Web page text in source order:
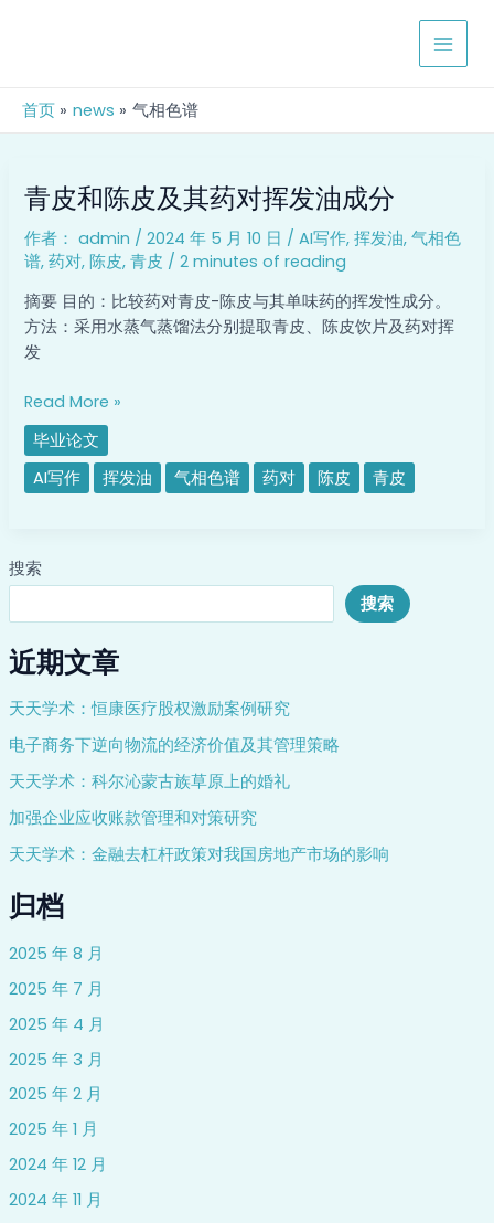
MAIN
首页 news 气相色谱
搜索
搜索
近期文章
天天学术：恒康医疗股权激励案例研究
电子商务下逆向物流的经济价值及其管理策略
天天学术：科尔沁蒙古族草原上的婚礼
加强企业应收账款管理和对策研究
天天学术：金融去杠杆政策对我国房地产市场的影响
归档
2025 年 8 月
2025 年 7 月
2025 年 4 月
2025 年 3 月
2025 年 2 月
2025 年 1 月
2024 年 12 月
2024 年 11 月
青皮和陈皮及其药对挥发油成分
作者： admin /2024 年 5 月 10 日 /AI写作,挥发油,气相色
谱,药对,陈皮,青皮 /2 minutes of reading
摘要 目的：比较药对青皮-陈皮与其单味药的挥发性成分。
方法：采用水蒸气蒸馏法分别提取青皮、陈皮饮片及药对挥
发
皮
陈
皮
及
其
药
挥
发
油
成
分
Read More »
毕业论文
AI写作
挥发油 气相色谱 药对 陈皮 青皮